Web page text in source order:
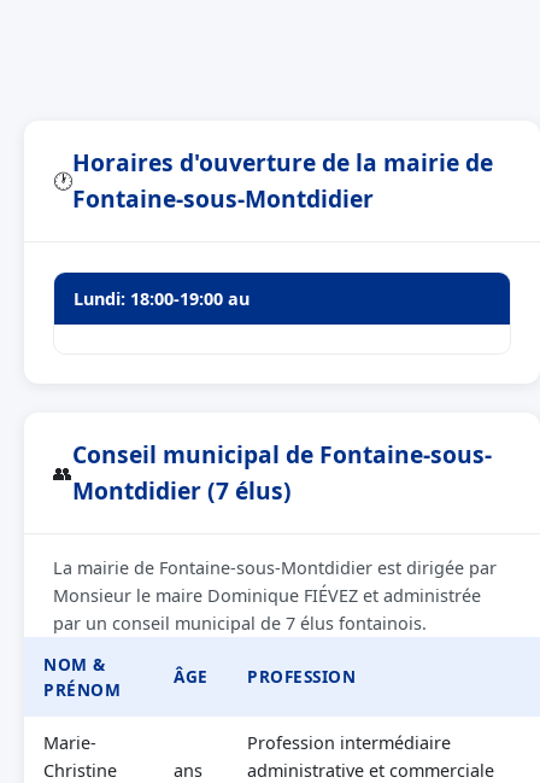
🕐
Horaires d'ouverture de la mairie de
Fontaine-sous-Montdidier
Lundi: 18:00-19:00 au
👥
Conseil municipal de Fontaine-sous-
Montdidier (7 élus)
La mairie de Fontaine-sous-Montdidier est dirigée par
Monsieur le maire Dominique FIÉVEZ et administrée
par un conseil municipal de 7 élus fontainois.
NOM &
PRÉNOM
ÂGE PROFESSION
Marie-
Christine
ans
Profession intermédiaire
administrative et commerciale